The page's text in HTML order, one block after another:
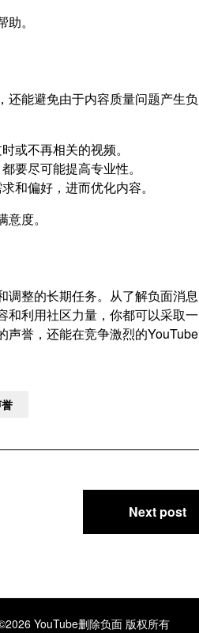
。
还能避免由于内容质量问题产生负
或不再相关的视频。
要尽可能提高专业性。
和偏好，进而优化内容。
度。
调整的长期任务。从了解负面消息
和利用社区力量，你都可以采取一
声誉，还能在竞争激烈的YouTube
Next post
YouTube删除负面 版权所有